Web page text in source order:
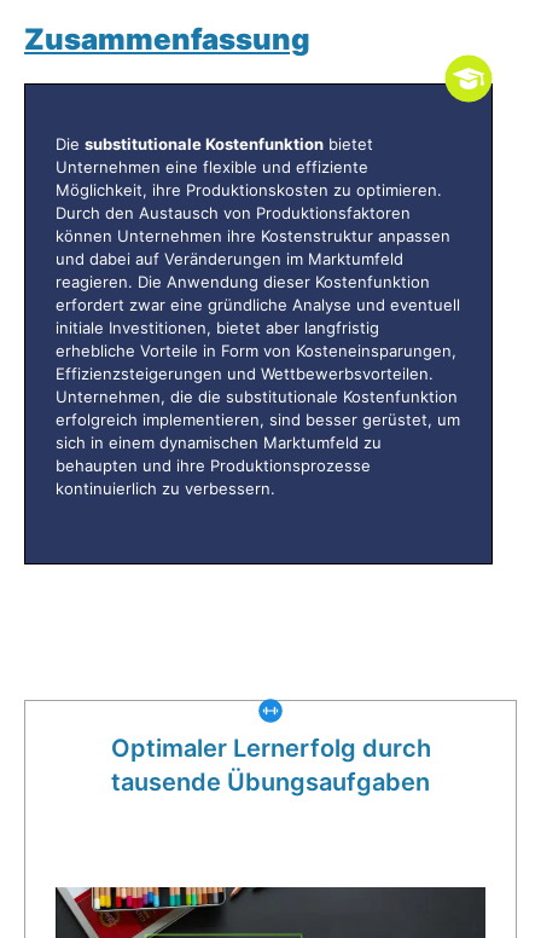
Zusammenfassung
Die substitutionale Kostenfunktion bietet
Unternehmen eine flexible und effiziente
Möglichkeit, ihre Produktionskosten zu optimieren.
Durch den Austausch von Produktionsfaktoren
können Unternehmen ihre Kostenstruktur anpassen
und dabei auf Veränderungen im Marktumfeld
reagieren. Die Anwendung dieser Kostenfunktion
erfordert zwar eine gründliche Analyse und eventuell
initiale Investitionen, bietet aber langfristig
erhebliche Vorteile in Form von Kosteneinsparungen,
Effizienzsteigerungen und Wettbewerbsvorteilen.
Unternehmen, die die substitutionale Kostenfunktion
erfolgreich implementieren, sind besser gerüstet, um
sich in einem dynamischen Marktumfeld zu
behaupten und ihre Produktionsprozesse
kontinuierlich zu verbessern.
Optimaler Lernerfolg durch
tausende Übungsaufgaben